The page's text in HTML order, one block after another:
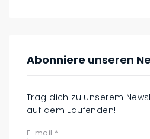
Abonniere unseren
Trag dich zu unserem
auf dem Laufenden!
E-mail *